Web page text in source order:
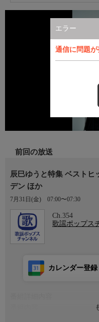
エラー
通信に問題
前回の放送
辰巳ゆうと特集 ベストヒ
デン ほか
7月31日(金) 07:00〜07:30
Ch.354
歌謡ポップス
カレンダー登録